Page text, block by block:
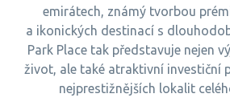
emirátech, známý tvorbou
a ikonických destinací s
Park Place tak představuje nejen
život, ale také atraktivní investiční
nejprestižnějších lokalit